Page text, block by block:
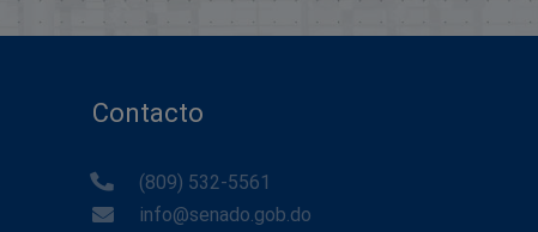
Contacto
(809) 532-5561
info@senado.gob.do